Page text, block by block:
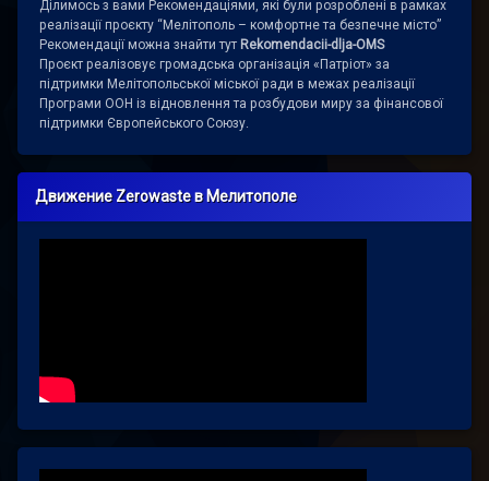
Ділимось з вами Рекомендаціями, які були розроблені в рамках
реалізації проєкту “Мелітополь – комфортне та безпечне місто”
Рекомендації можна знайти тут Rekomendacii-dlja-OMS
Проєкт реалізовує громадська організація «Патріот» за
підтримки Мелітопольської міської ради в межах реалізації
Програми ООН із відновлення та розбудови миру за фінансової
підтримки Європейського Союзу.
Движение Zerowaste в Мелитополе